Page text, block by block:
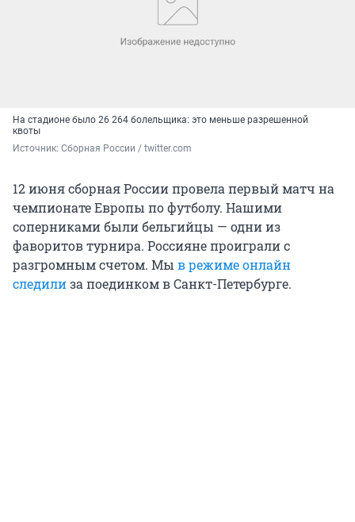
На стадионе было 26 264 болельщика: это меньше разрешенной
квоты
Источник: Сборная России / twitter.com
12 июня сборная России провела первый матч на
чемпионате Европы по футболу. Нашими
соперниками были бельгийцы — одни из
фаворитов турнира. Россияне проиграли с
разгромным счетом. Мы в режиме онлайн
следилиза поединком в Санкт-Петербурге.